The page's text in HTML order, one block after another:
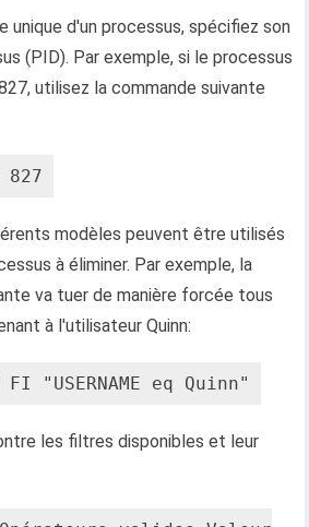
unique d'un processus, spécifiez son
(PID). Par exemple, si le processus
utilisez la commande suivante
modèles peuvent être utilisés
à éliminer. Par exemple, la
va tuer de manière forcée tous
à l'utilisateur Quinn:
eq Quinn"
les filtres disponibles et leur